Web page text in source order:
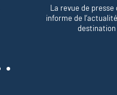
La revue de presse
informe de
destination